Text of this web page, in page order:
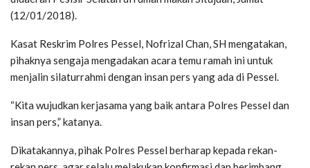
(12/01/2018).
Kasat Reskrim Polres Pessel, Nofrizal Chan, SH mengatakan,
pihaknya sengaja mengadakan acara temu ramah ini untuk
menjalin silaturrahmi dengan insan pers yang ada di Pessel.
“Kita wujudkan kerjasama yang baik antara Polres Pessel dan
insan pers,” katanya.
Dikatakannya, pihak Polres Pessel berharap kepada rekan-